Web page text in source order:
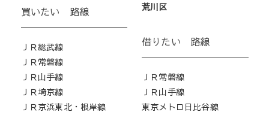
買いたい 路線
ＪＲ総武線
ＪＲ常磐線
ＪＲ山手線
ＪＲ埼京線
ＪＲ京浜東北・根岸線
荒川区
借りたい 路線
ＪＲ常磐線
ＪＲ山手線
東京メトロ日比谷線